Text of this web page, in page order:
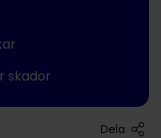
skador
Dela